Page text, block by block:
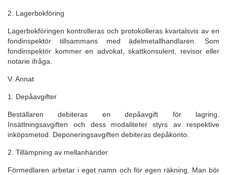
2. Lagerbokföring
Lagerbokföringen kontrolleras och protokolleras kvartalsvis av en
fondinspektör tillsammans med ädelmetallhandlaren. Som
fondinspektör kommer en advokat, skattkonsulent, revisor eller
notarie ifråga.
V. Annat
1. Depåavgifter
Beställaren debiteras en depåavgift för lagring.
Insättningsavgiften och dess modaliteter styrs av respektive
inköpsmetod. Deponeringsavgiften debiteras depåkonto.
2. Tillämpning av mellanhänder
Förmedlaren arbetar i eget namn och för egen räkning. Man bör